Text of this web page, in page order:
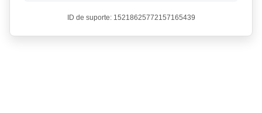
ID de suporte: 15218625772157165439